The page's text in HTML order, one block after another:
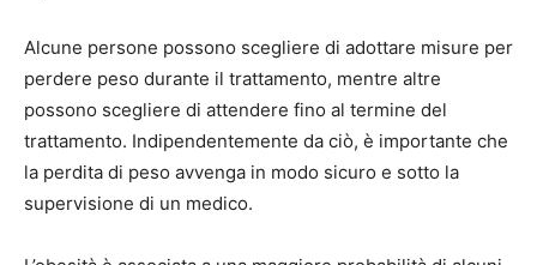
Alcune persone possono scegliere di adottare misure per
perdere peso durante il trattamento, mentre altre
possono scegliere di attendere fino al termine del
trattamento. Indipendentemente da ciò, è importante che
la perdita di peso avvenga in modo sicuro e sotto la
supervisione di un medico.